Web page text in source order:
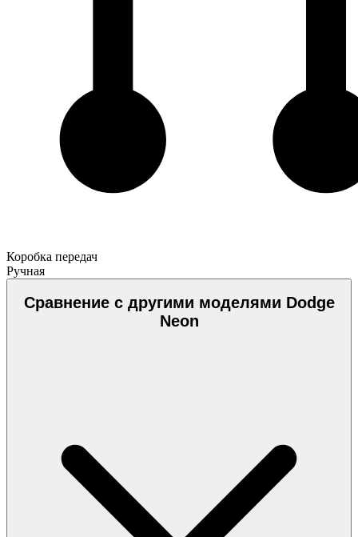
Коробка передач
Ручная
Сравнение с другими моделями Dodge
Neon